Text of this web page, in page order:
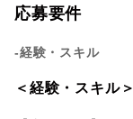
応募要件
-経験・スキル
＜経験・スキル＞